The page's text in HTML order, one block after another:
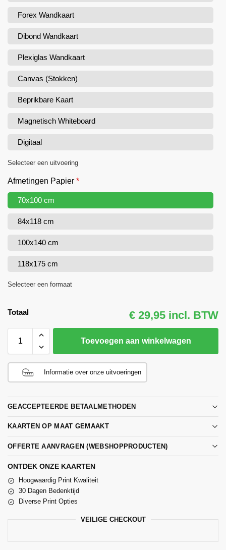
Forex Wandkaart
Dibond Wandkaart
Plexiglas Wandkaart
Canvas (Stokken)
Beprikbare Kaart
Magnetisch Whiteboard
Digitaal
Selecteer een uitvoering
Afmetingen Papier *
70x100 cm
84x118 cm
100x140 cm
118x175 cm
Selecteer een formaat
Totaal € 29,95 incl. BTW
Toevoegen aan winkelwagen
Informatie over onze uitvoeringen
GEACCEPTEERDE BETAALMETHODEN
KAARTEN OP MAAT GEMAAKT
OFFERTE AANVRAGEN (WEBSHOPPRODUCTEN)
ONTDEK ONZE KAARTEN
Hoogwaardig Print Kwaliteit
30 Dagen Bedenktijd
Diverse Print Opties
VEILIGE CHECKOUT